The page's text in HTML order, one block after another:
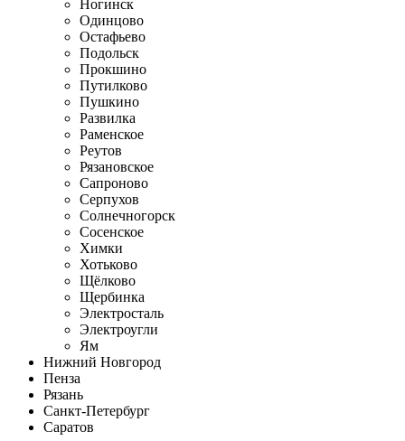
Ногинск
Одинцово
Остафьево
Подольск
Прокшино
Путилково
Пушкино
Развилка
Раменское
Реутов
Рязановское
Сапроново
Серпухов
Солнечногорск
Сосенское
Химки
Хотьково
Щёлково
Щербинка
Электросталь
Электроугли
Ям
Нижний Новгород
Пенза
Рязань
Санкт-Петербург
Саратов